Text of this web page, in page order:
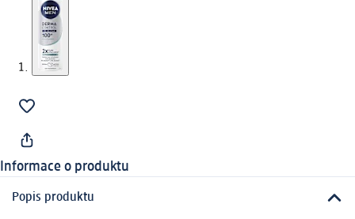
Informace o produktu
Popis produktu